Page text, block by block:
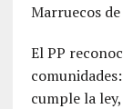
Marruecos
El PP
cumple la